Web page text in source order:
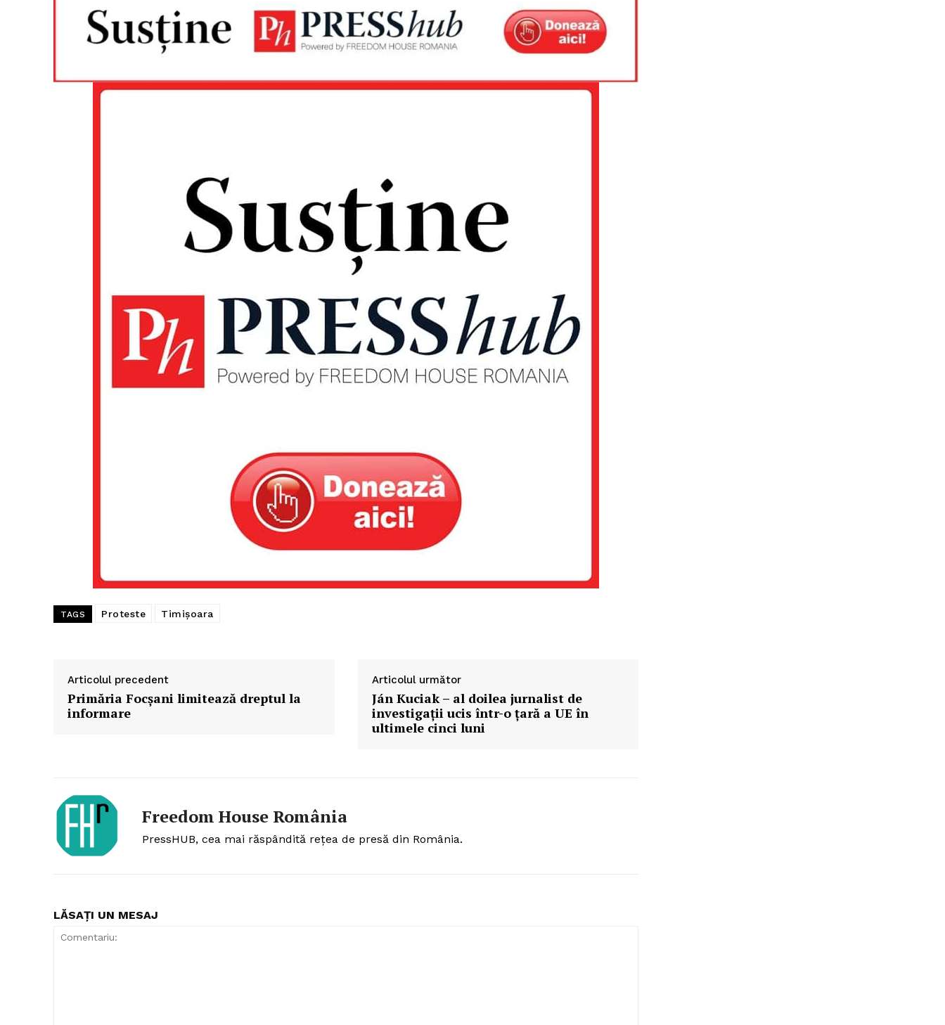
PRESShub
Proiecte editoriale
TAGS Proteste Timișoara
Articolul precedent
Primăria Focșani limitează dreptul la
informare
Articolul următor
Ján Kuciak – al doilea jurnalist de
investigații ucis într-o țară a UE în
ultimele cinci luni
Freedom House România
PressHUB, cea mai răspândită rețea de presă din România.
LĂSAȚI UN MESAJ